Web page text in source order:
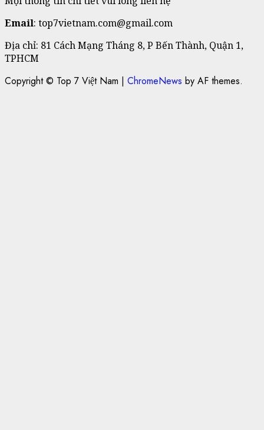
Email: top7vietnam.com@gmail.com
Địa chỉ: 81 Cách Mạng Tháng 8, P Bến Thành, Quận 1,
TPHCM
Copyright © Top 7 Việt Nam | ChromeNews by AF themes.